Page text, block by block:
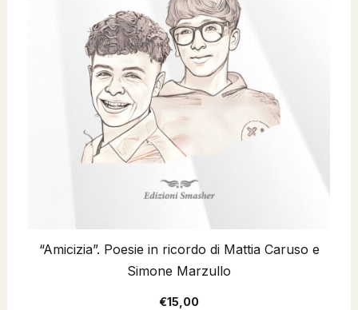
“Amicizia”. Poesie in ricordo di Mattia Caruso e
Simone Marzullo
€15,00